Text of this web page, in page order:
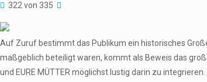
322 von 335
Auf Zuruf bestimmt das Publikum ein historisches
maßgeblich beteiligt waren, kommt als Beweis das
und EURE MÜTTER möglichst lustig darin zu